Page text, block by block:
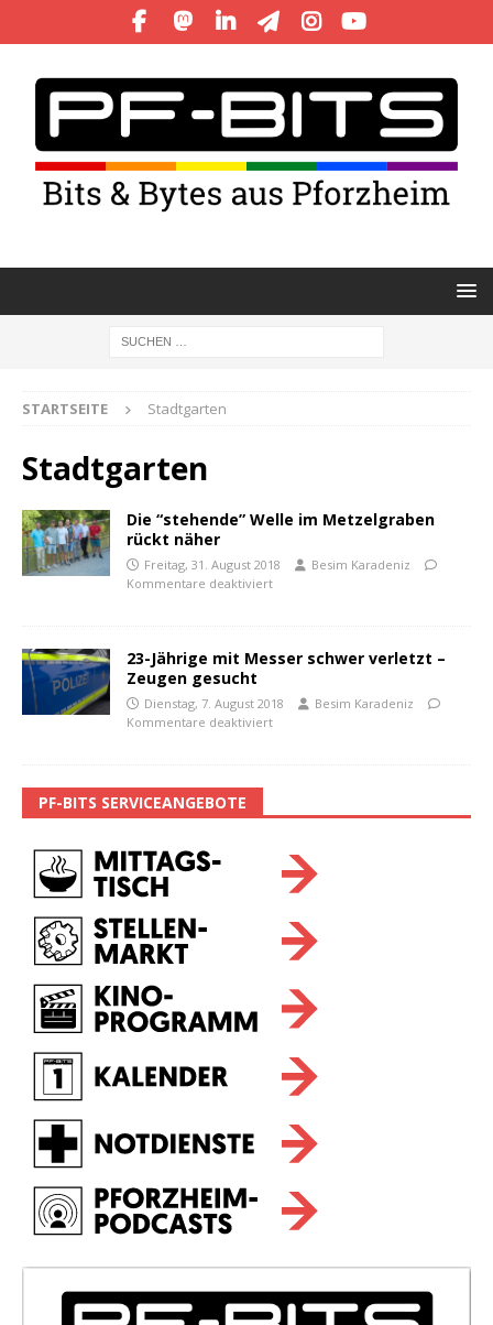
STARTSEITE Stadtgarten
Stadtgarten
Die “stehende” Welle im Metzelgraben
rückt näher
Freitag, 31. August 2018
Besim Karadeniz
Kommentare deaktiviert
23-Jährige mit Messer schwer verletzt –
Zeugen gesucht
Dienstag, 7. August 2018
Besim Karadeniz
Kommentare deaktiviert
PF-BITS SERVICEANGEBOTE